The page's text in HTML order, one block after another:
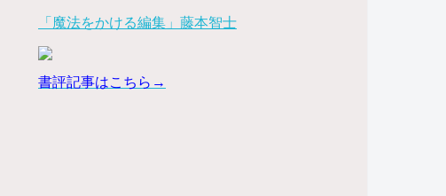
「魔法をかける編集」藤本智士
書評記事はこちら→